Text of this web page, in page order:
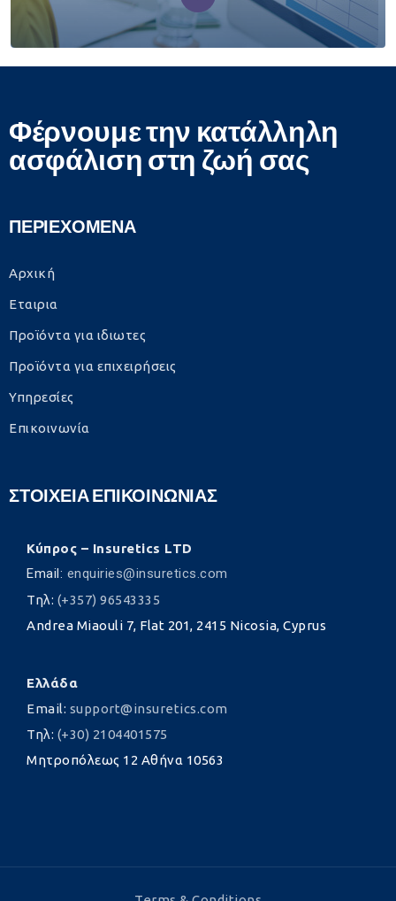
Φέρνουμε την κατάλληλη
ασφάλιση στη ζωή σας
ΠΕΡΙΕΧΟΜΕΝΑ
Αρχική
Εταιρια
Προϊόντα για ιδιωτες
Προϊόντα για επιχειρήσεις
Υπηρεσίες
Επικοινωνία
ΣΤΟΙΧΕΙΑ ΕΠΙΚΟΙΝΩΝΙΑΣ
Κύπρος – Insuretics LTD
Email: enquiries@insuretics.com
Τηλ: (+357) 96543335
Andrea Miaouli 7, Flat 201, 2415 Nicosia, Cyprus
Ελλάδα
Email: support@insuretics.com
Τηλ: (+30) 2104401575
Μητροπόλεως 12 Αθήνα 10563